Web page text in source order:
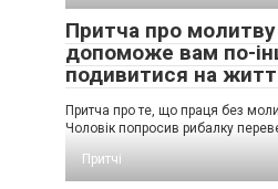
Притча про
допоможе вам по-
подивитися на
Притча про те, що праця без
Чоловік попросив рибалку
Притчі